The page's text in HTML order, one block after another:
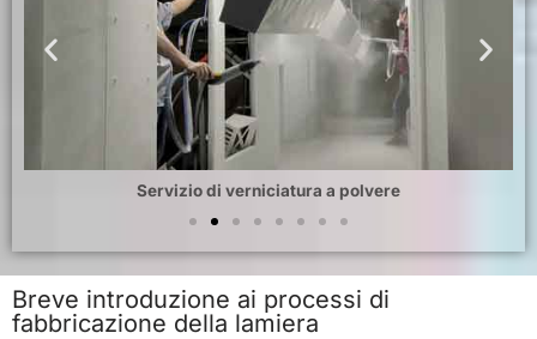
Servizio di verniciatura a polvere
Breve introduzione ai processi di
fabbricazione della lamiera